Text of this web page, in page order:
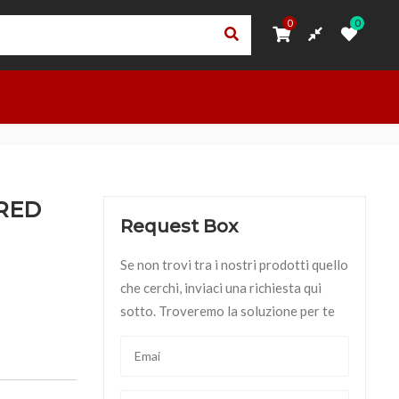
0 0
0 0
Request Box
Se non trovi tra i nostri prodotti quello
che cerchi, inviaci una richiesta qui
sotto. Troveremo la soluzione per te